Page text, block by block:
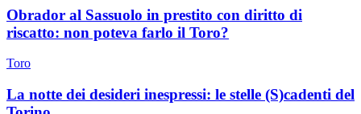
Obrador al Sassuolo in prestito con diritto di
riscatto: non poteva farlo il Toro?
Toro
La notte dei desideri inespressi: le stelle (S)cadenti del